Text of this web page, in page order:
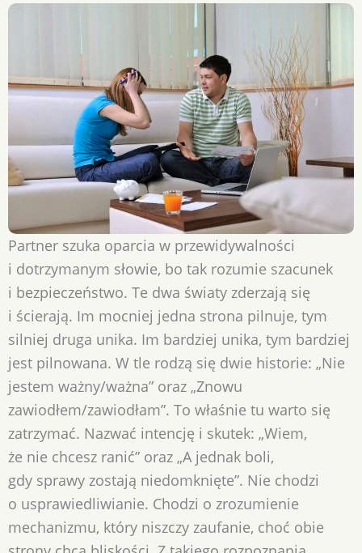
Partner szuka oparcia w przewidywalności
i dotrzymanym słowie, bo tak rozumie szacunek
i bezpieczeństwo. Te dwa światy zderzają się
i ścierają. Im mocniej jedna strona pilnuje, tym
silniej druga unika. Im bardziej unika, tym bardziej
jest pilnowana. W tle rodzą się dwie historie: „Nie
jestem ważny/ważna” oraz „Znowu
zawiodłem/zawiodłam”. To właśnie tu warto się
zatrzymać. Nazwać intencję i skutek: „Wiem,
że nie chcesz ranić” oraz „A jednak boli,
gdy sprawy zostają niedomknięte”. Nie chodzi
o usprawiedliwianie. Chodzi o zrozumienie
mechanizmu, który niszczy zaufanie, choć obie